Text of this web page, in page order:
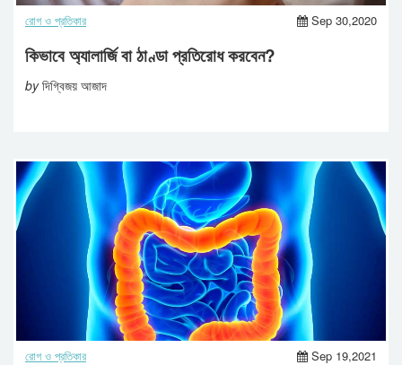
রোগ ও প্রতিকার Sep 30,2020
কিভাবে অ্যালার্জি বা ঠাণ্ডা প্রতিরোধ করবেন?
byদিগ্বিজয় আজাদ
রোগ ও প্রতিকার Sep 19,2021